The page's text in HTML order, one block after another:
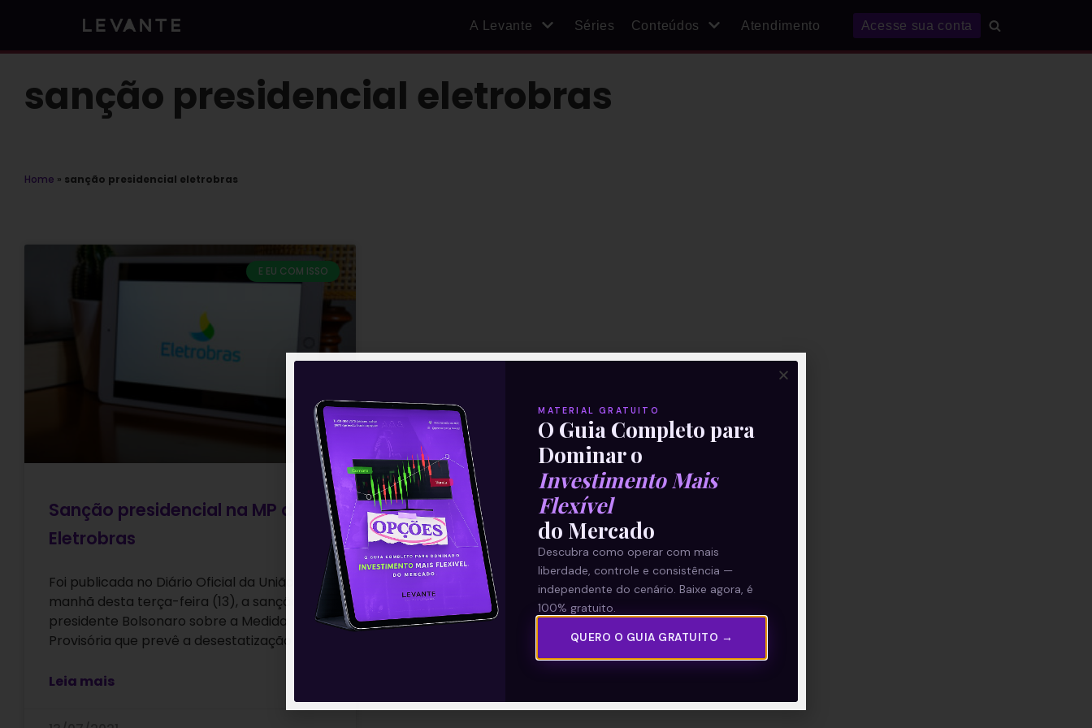
A Levante Séries Conteúdos Atendimento Acesse sua conta
sanção presidencial eletrobras
Home » sanção presidencial eletrobras
E EU COM ISSO
Sanção presidencial na MP da
Eletrobras
Foi publicada no Diário Oficial da União, da
manhã desta terça-feira (13), a sanção do
presidente Bolsonaro sobre a Medida
Provisória que prevê a desestatização
Leia mais
MATERIAL GRATUITO
O Guia Completo para
Dominar o
Investimento Mais
Flexível
do Mercado
Descubra como operar com mais
liberdade, controle e consistência —
independente do cenário. Baixe agora, é
100% gratuito.
QUERO O GUIA GRATUITO →